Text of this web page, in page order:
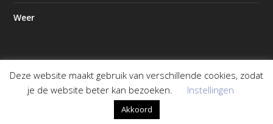
Weer
Ontworpen doorElegant Themes | Mogelijk gemaakt door
WordPress
Deze website maakt gebruik van verschillende cookies, zodat
je de website beter kan bezoeken.
Instellingen
Akkoord